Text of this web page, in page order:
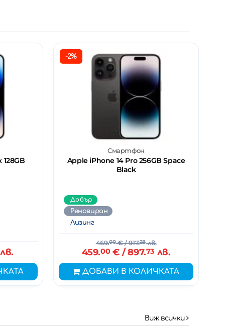
-2%
Смартфон
Apple iPhone 14 Pro 256GB Space
Black
Добър
Реновиран
Лизинг
469.00€/ 917.28лв.
459.00€ / 897.73 лв.
ДОБАВИ В КОЛИЧКАТА
Виж всички